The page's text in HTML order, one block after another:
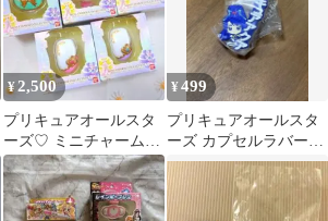
¥2,500
プリキュアオールスタ
ーズ♡ ミニチャームコ
レクション《5種類コン
プリート❗》
¥499
プリキュアオールスタ
ーズ カプセルラバーマ
スコット キュアアクア